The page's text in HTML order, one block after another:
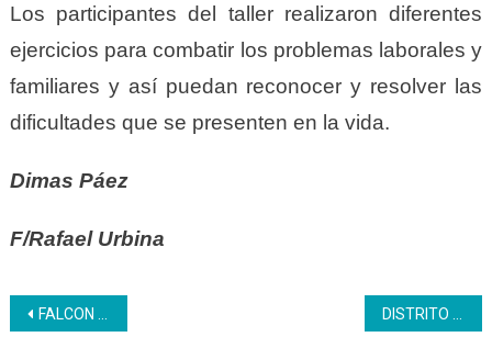
Los participantes del taller realizaron diferentes
ejercicios para combatir los problemas laboralesy
familiares y así puedan reconocer y resolver las
dificultades que se presenten en la vida.
Dimas Páez
F/Rafael Urbina
Navegación
FALCON | Estudiantes del Liceo Inces Falcón conocen el programa «Senamecf Educa»